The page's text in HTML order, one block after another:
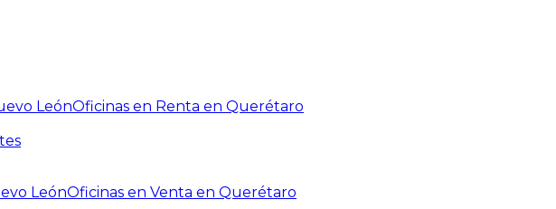
LeónOficinas en Renta en Querétaro
LeónOficinas en Venta en Querétaro